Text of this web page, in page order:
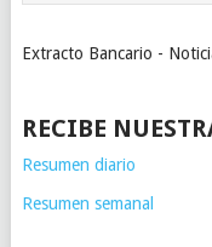
Extracto Bancario -
RECIBE
Resumen diario
Resumen semanal